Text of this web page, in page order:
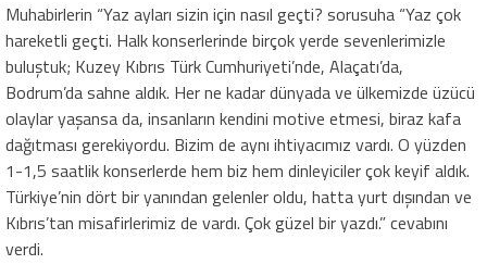
Muhabirlerin “Yaz ayları sizin için nasıl geçti? sorusuha “Yaz çok
hareketli geçti. Halk konserlerinde birçok yerde sevenlerimizle
buluştuk; Kuzey Kıbrıs Türk Cumhuriyeti’nde, Alaçatı’da,
Bodrum’da sahne aldık. Her ne kadar dünyada ve ülkemizde üzücü
olaylar yaşansa da, insanların kendini motive etmesi, biraz kafa
dağıtması gerekiyordu. Bizim de aynı ihtiyacımız vardı. O yüzden
1-1,5 saatlik konserlerde hem biz hem dinleyiciler çok keyif aldık.
Türkiye’nin dört bir yanından gelenler oldu, hatta yurt dışından ve
Kıbrıs’tan misafirlerimiz de vardı. Çok güzel bir yazdı.” cevabını
verdi.